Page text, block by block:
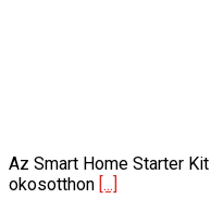
Az Smart Home Starter
okosotthon [...]